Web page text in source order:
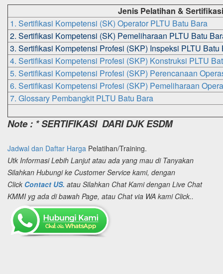
Jenis Pelatihan &
1. Sertifikasi Kompetensi (SK) Operator PLTU Batu Bara
2. Sertifikasi Kompetensi (SK) Pemeliharaan PLTU Batu
3. Sertifikasi Kompetensi Profesi (SKP) Inspeksi PLTU Batu
4. Sertifikasi Kompetensi Profesi (SKP) Konstruksi PLTU
5. Sertifikasi Kompetensi Profesi (SKP) Perencanaan
6. Sertifikasi Kompetensi Profesi (SKP) Pemeliharaan
7. Glossary Pembangkit PLTU Batu Bara
Note : * SERTIFIKASI DARI DJK ESDM
Jadwal dan Daftar Harga Pelatihan/Training.
Utk Informasi Lebih Lanjut atau ada yang mau di Tanyakan
Silahkan Hubungi ke Customer Service kami, dengan
Click Contact US. atau Silahkan Chat Kami dengan Live Chat
KMMI yg ada di bawah Page, atau Chat via WA kami Click..